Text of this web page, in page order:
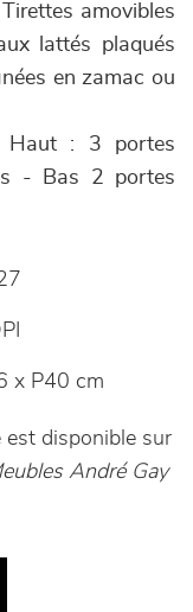
amovibles
lattés plaqués
en zamac ou
Haut : 3 portes
- Bas 2 portes
x P40 cm
est disponible sur
André Gay